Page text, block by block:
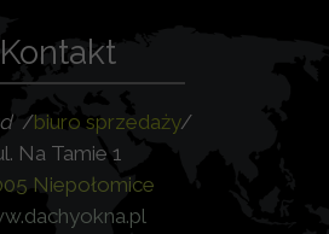
Kontakt
/biuro sprzedaży/
Na Tamie 1
Niepołomice